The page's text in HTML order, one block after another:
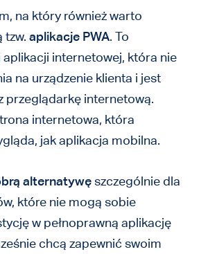
na który również warto
tzw. aplikacje PWA. To
internetowej, która nie
na urządzenie klienta i jest
przeglądarkę internetową.
internetowa, która
jak aplikacja mobilna.
alternatywęszczególnie dla
które nie mogą sobie
w pełnoprawną aplikację
chcą zapewnić swoim